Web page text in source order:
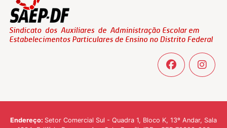
Endereço: Setor Comercial Sul - Quadra 1, Bloco K, 13º Andar, Sala